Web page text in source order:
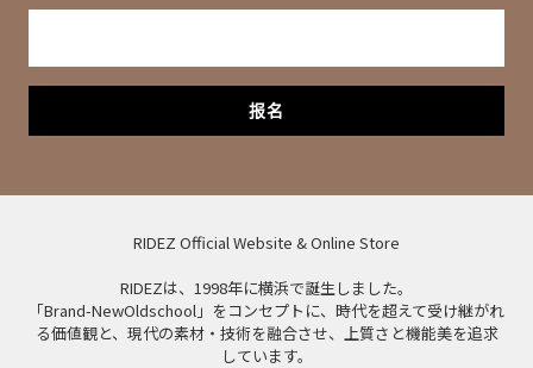
报名
RIDEZ Official Website & Online Store
RIDEZは、1998年に横浜で誕生しました。
「Brand-NewOldschool」をコンセプトに、時代を超えて受け継がれ
る価値観と、現代の素材・技術を融合させ、上質さと機能美を追求
しています。